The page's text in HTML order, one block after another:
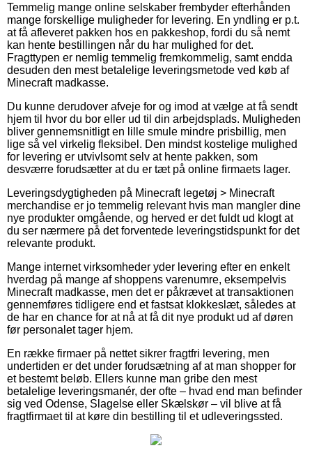
Temmelig mange online selskaber frembyder efterhånden
mange forskellige muligheder for levering. En yndling er p.t.
at få afleveret pakken hos en pakkeshop, fordi du så nemt
kan hente bestillingen når du har mulighed for det.
Fragttypen er nemlig temmelig fremkommelig, samt endda
desuden den mest betalelige leveringsmetode ved køb af
Minecraft madkasse.
Du kunne derudover afveje for og imod at vælge at få sendt
hjem til hvor du bor eller ud til din arbejdsplads. Muligheden
bliver gennemsnitligt en lille smule mindre prisbillig, men
lige så vel virkelig fleksibel. Den mindst kostelige mulighed
for levering er utvivlsomt selv at hente pakken, som
desværre forudsætter at du er tæt på online firmaets lager.
Leveringsdygtigheden på Minecraft legetøj > Minecraft
merchandise er jo temmelig relevant hvis man mangler dine
nye produkter omgående, og herved er det fuldt ud klogt at
du ser nærmere på det forventede leveringstidspunkt for det
relevante produkt.
Mange internet virksomheder yder levering efter en enkelt
hverdag på mange af shoppens varenumre, eksempelvis
Minecraft madkasse, men det er påkrævet at transaktionen
gennemføres tidligere end et fastsat klokkeslæt, således at
de har en chance for at nå at få dit nye produkt ud af døren
før personalet tager hjem.
En række firmaer på nettet sikrer fragtfri levering, men
undertiden er det under forudsætning af at man shopper for
et bestemt beløb. Ellers kunne man gribe den mest
betalelige leveringsmanér, der ofte – hvad end man befinder
sig ved Odense, Slagelse eller Skælskør – vil blive at få
fragtfirmaet til at køre din bestilling til et udleveringssted.